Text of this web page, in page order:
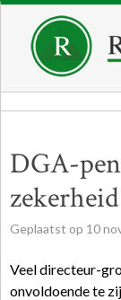
DGA-
Geplaatst op 10
Veel directeur-
onvoldoende te